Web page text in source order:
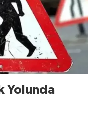
Yolunda